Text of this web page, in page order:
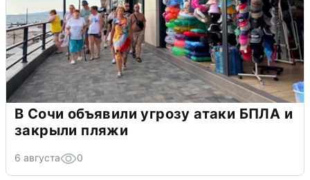
В Сочи объявили угрозу атаки БПЛА и
закрыли пляжи
6 августа 0